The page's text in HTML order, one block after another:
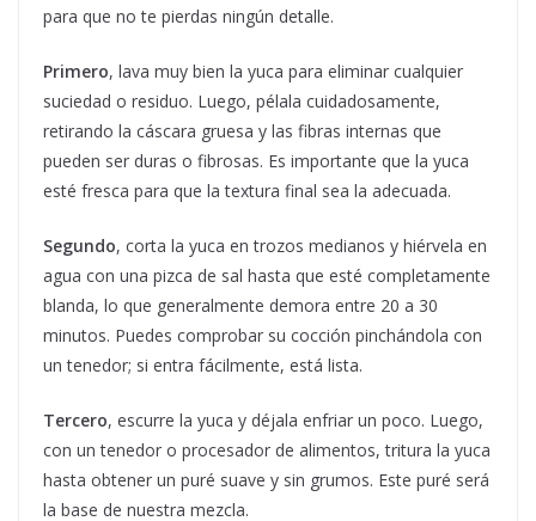
para que no te pierdas ningún detalle.
Primero, lava muy bien la yuca para eliminar cualquier
suciedad o residuo. Luego, pélala cuidadosamente,
retirando la cáscara gruesa y las fibras internas que
pueden ser duras o fibrosas. Es importante que la yuca
esté fresca para que la textura final sea la adecuada.
Segundo, corta la yuca en trozos medianos y hiérvela en
agua con una pizca de sal hasta que esté completamente
blanda, lo que generalmente demora entre 20 a 30
minutos. Puedes comprobar su cocción pinchándola con
un tenedor; si entra fácilmente, está lista.
Tercero, escurre la yuca y déjala enfriar un poco. Luego,
con un tenedor o procesador de alimentos, tritura la yuca
hasta obtener un puré suave y sin grumos. Este puré será
la base de nuestra mezcla.